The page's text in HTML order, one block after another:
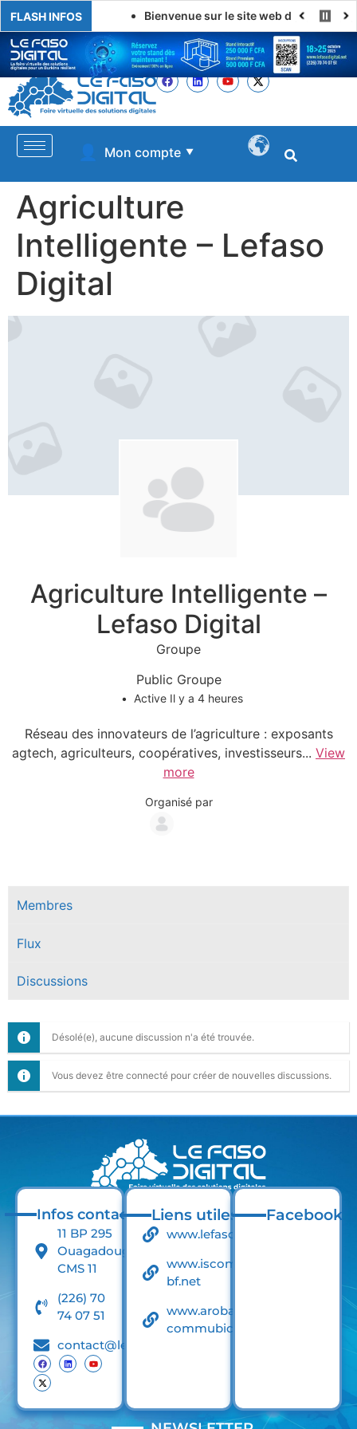
FLASH INFOS Bienvenue sur le site web de LE FASO
👤 Mon compte ▼
Agriculture
Intelligente – Lefaso
Digital
Agriculture Intelligente –
Lefaso Digital
Groupe
Public Groupe
Active Il y a 4 heures
Réseau des innovateurs de l’agriculture : exposants
agtech, agriculteurs, coopératives, investisseurs... View
more
Organisé par
Membres
Flux
Discussions
Désolé(e), aucune discussion n'a été trouvée.
Vous devez être connecté pour créer de nouvelles discussions.
Infos contact
11 BP 295
Ouagadougou
CMS 11
(226) 70
74 07 51
contact@lefasodigital.net
Liens utiles
www.lefaso.net
www.iscom-
bf.net
www.arobase-
commubication.net
Facebook